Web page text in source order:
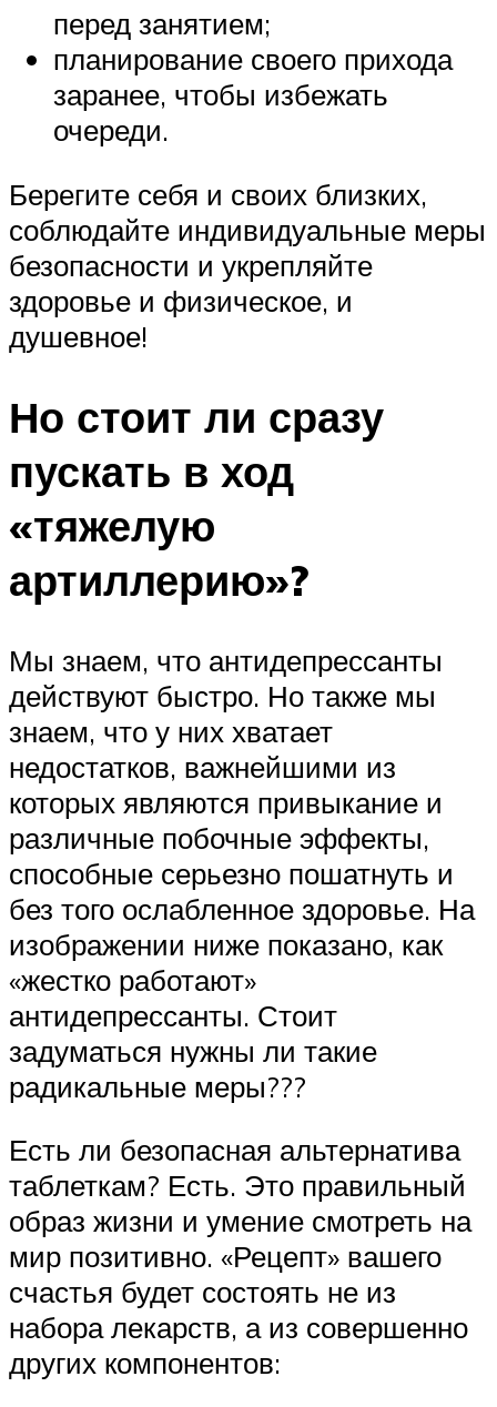
перед занятием;
планирование своего прихода
заранее, чтобы избежать
очереди.
Берегите себя и своих близких,
соблюдайте индивидуальные меры
безопасности и укрепляйте
здоровье и физическое, и
душевное!
Но стоит ли сразу
пускать в ход
«тяжелую
артиллерию»?
Мы знаем, что антидепрессанты
действуют быстро. Но также мы
знаем, что у них хватает
недостатков, важнейшими из
которых являются привыкание и
различные побочные эффекты,
способные серьезно пошатнуть и
без того ослабленное здоровье. На
изображении ниже показано, как
«жестко работают»
антидепрессанты. Стоит
задуматься нужны ли такие
радикальные меры???
Есть ли безопасная альтернатива
таблеткам? Есть. Это правильный
образ жизни и умение смотреть на
мир позитивно. «Рецепт» вашего
счастья будет состоять не из
набора лекарств, а из совершенно
других компонентов: